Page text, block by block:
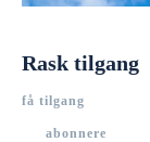
Rask tilgang
få tilgang
abonnere